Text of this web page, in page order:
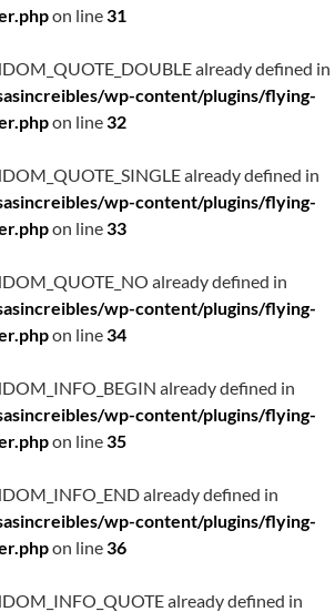
on line31
already defined in
wp-content/plugins/flying-
on line32
already defined in
wp-content/plugins/flying-
on line33
already defined in
wp-content/plugins/flying-
on line34
already defined in
wp-content/plugins/flying-
on line35
already defined in
wp-content/plugins/flying-
on line36
already defined in